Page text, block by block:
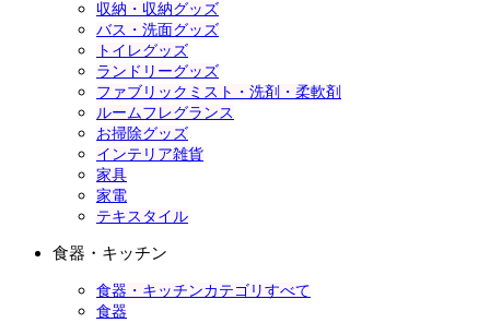
収納・収納グッズ
バス・洗面グッズ
トイレグッズ
ランドリーグッズ
ファブリックミスト・洗剤・柔軟剤
ルームフレグランス
お掃除グッズ
インテリア雑貨
家具
家電
テキスタイル
食器・キッチン
食器・キッチンカテゴリすべて
食器